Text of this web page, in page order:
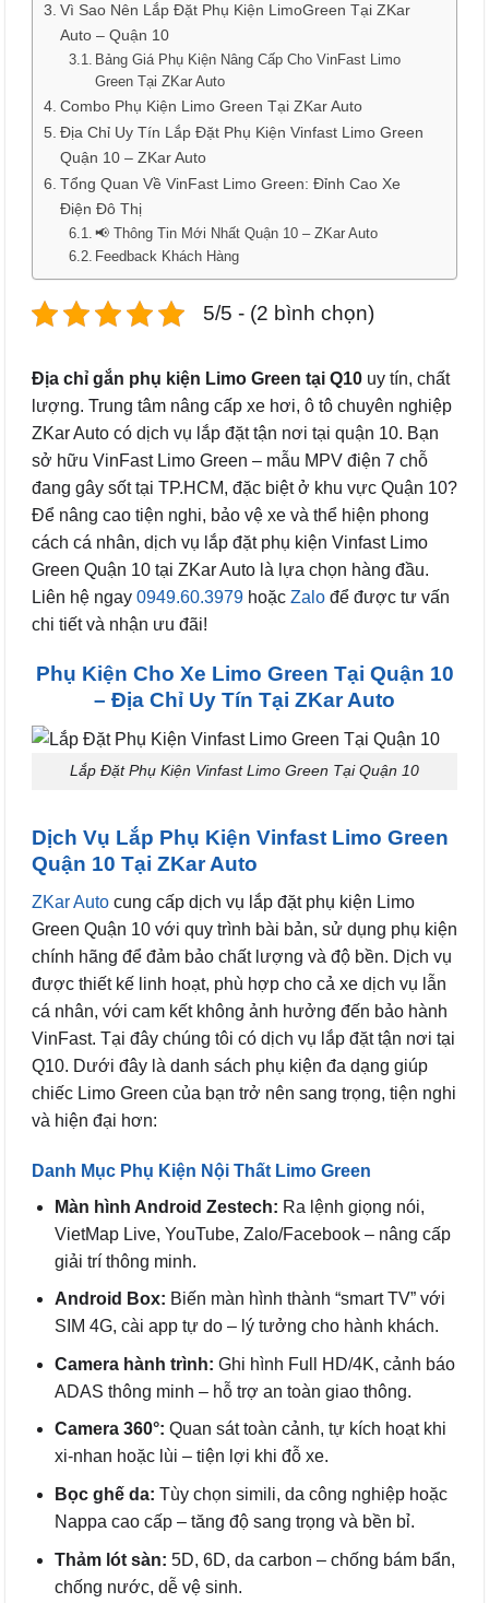
Vì Sao Nên Lắp Đặt Phụ Kiện LimoGreen Tại ZKar
Auto – Quận 10
Bảng Giá Phụ Kiện Nâng Cấp Cho VinFast Limo
Green Tại ZKar Auto
Combo Phụ Kiện Limo Green Tại ZKar Auto
Địa Chỉ Uy Tín Lắp Đặt Phụ Kiện Vinfast Limo Green
Quận 10 – ZKar Auto
Tổng Quan Về VinFast Limo Green: Đỉnh Cao Xe
Điện Đô Thị
📢 Thông Tin Mới Nhất Quận 10 – ZKar Auto
Feedback Khách Hàng
5/5 - (2 bình chọn)
Địa chỉ gắn phụ kiện Limo Green tại Q10 uy tín, chất
lượng. Trung tâm nâng cấp xe hơi, ô tô chuyên nghiệp
ZKar Auto có dịch vụ lắp đặt tận nơi tại quận 10. Bạn
sở hữu VinFast Limo Green – mẫu MPV điện 7 chỗ
đang gây sốt tại TP.HCM, đặc biệt ở khu vực Quận 10?
Để nâng cao tiện nghi, bảo vệ xe và thể hiện phong
cách cá nhân, dịch vụ lắp đặt phụ kiện Vinfast Limo
Green Quận 10 tại ZKar Auto là lựa chọn hàng đầu.
Liên hệ ngay 0949.60.3979 hoặc Zalo để được tư vấn
chi tiết và nhận ưu đãi!
Phụ Kiện Cho Xe Limo Green Tại Quận 10
– Địa Chỉ Uy Tín Tại ZKar Auto
Lắp Đặt Phụ Kiện Vinfast Limo Green Tại Quận 10
Dịch Vụ Lắp Phụ Kiện Vinfast Limo Green
Quận 10 Tại ZKar Auto
ZKar Auto cung cấp dịch vụ lắp đặt phụ kiện Limo
Green Quận 10 với quy trình bài bản, sử dụng phụ kiện
chính hãng để đảm bảo chất lượng và độ bền. Dịch vụ
được thiết kế linh hoạt, phù hợp cho cả xe dịch vụ lẫn
cá nhân, với cam kết không ảnh hưởng đến bảo hành
VinFast. Tại đây chúng tôi có dịch vụ lắp đặt tận nơi tại
Q10. Dưới đây là danh sách phụ kiện đa dạng giúp
chiếc Limo Green của bạn trở nên sang trọng, tiện nghi
và hiện đại hơn:
Danh Mục Phụ Kiện Nội Thất Limo Green
Màn hình Android Zestech: Ra lệnh giọng nói,
VietMap Live, YouTube, Zalo/Facebook – nâng cấp
giải trí thông minh.
Android Box: Biến màn hình thành “smart TV” với
SIM 4G, cài app tự do – lý tưởng cho hành khách.
Camera hành trình: Ghi hình Full HD/4K, cảnh báo
ADAS thông minh – hỗ trợ an toàn giao thông.
Camera 360°: Quan sát toàn cảnh, tự kích hoạt khi
xi-nhan hoặc lùi – tiện lợi khi đỗ xe.
Bọc ghế da: Tùy chọn simili, da công nghiệp hoặc
Nappa cao cấp – tăng độ sang trọng và bền bỉ.
Thảm lót sàn: 5D, 6D, da carbon – chống bám bẩn,
chống nước, dễ vệ sinh.